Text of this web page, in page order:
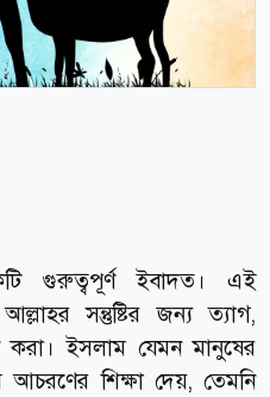
গুরুত্বপূর্ণ ইবাদত। এই
সন্তুষ্টির জন্য ত্যাগ,
ইসলাম যেমন মানুষের
আচরণের শিক্ষা দেয়, তেমনি